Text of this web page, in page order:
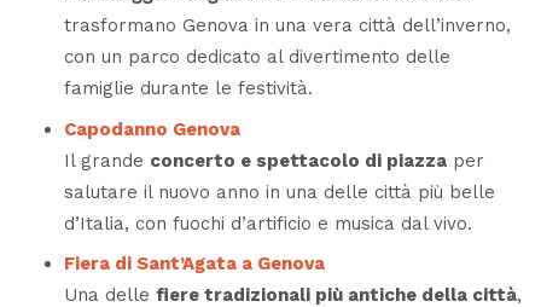
trasformano Genova in una vera città dell’inverno,
con un parco dedicato al divertimento delle
famiglie durante le festività.
Capodanno Genova
Il grande concerto e spettacolo di piazzaper
salutare il nuovo anno in una delle città più belle
d’Italia, con fuochi d’artificio e musica dal vivo.
Fiera di Sant’Agata a Genova
Una delle fiere tradizionali più antiche della città,